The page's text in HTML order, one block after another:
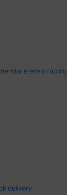
e envio rápido
delivery